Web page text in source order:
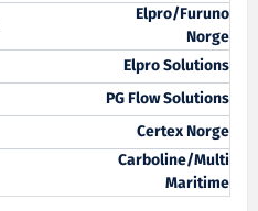
Elpro/Furuno
Norge
Elpro Solutions
PG Flow Solutions
Certex Norge
Carboline/Multi
Maritime